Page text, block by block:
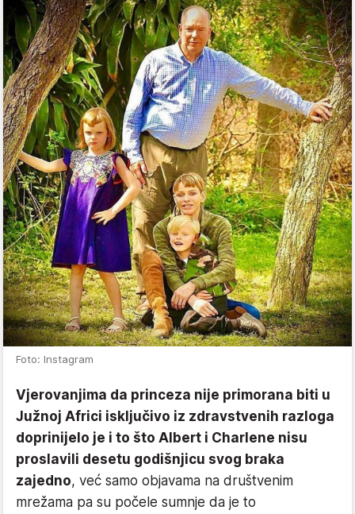
Foto: Instagram
Vjerovanjima da princeza nije primorana biti u
Južnoj Africi isključivo iz zdravstvenih razloga
doprinijelo je i to što Albert i Charlene nisu
proslavili desetu godišnjicu svog braka
zajedno, već samo objavama na društvenim
mrežama pa su počele sumnje da je to